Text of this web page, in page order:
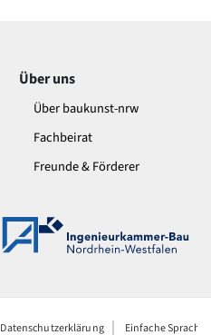
Über uns
Über baukunst-nrw
Fachbeirat
Freunde & Förderer
Datenschutzerklärung Einfache Sprache